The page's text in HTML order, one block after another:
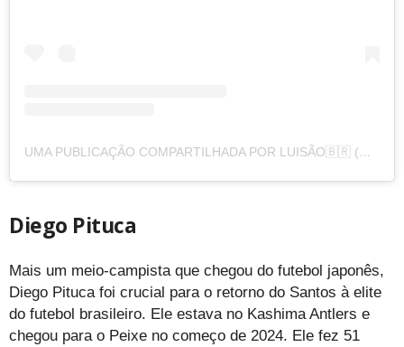
UMA PUBLICAÇÃO COMPARTILHADA POR LUISÃO🇧🇷 (@LUISDORIA03)
Diego Pituca
Mais um meio-campista que chegou do futebol japonês,
Diego Pituca foi crucial para o retorno do Santos à elite
do futebol brasileiro. Ele estava no Kashima Antlers e
chegou para o Peixe no começo de 2024. Ele fez 51